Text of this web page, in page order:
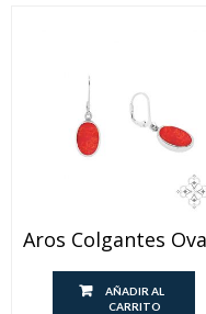
AÑADIR AL
CARRITO